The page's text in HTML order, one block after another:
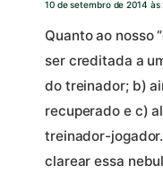
10 de setembro de 2014 às
Quanto ao nosso
ser creditada a
do treinador; b)
recuperado e c)
treinador-
clarear essa